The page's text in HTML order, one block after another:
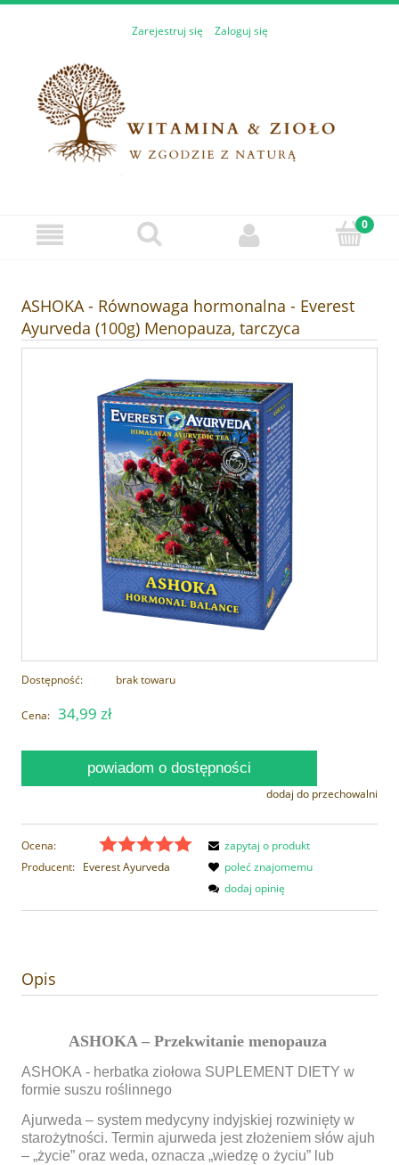
Zarejestruj się Zaloguj się
ASHOKA - Równowaga hormonalna - Everest
Ayurveda (100g) Menopauza, tarczyca
Dostępność: brak towaru
Cena: 34,99 zł
powiadom o dostępności
dodaj do przechowalni
Ocena:
Producent: Everest Ayurveda
zapytaj o produkt
poleć znajomemu
dodaj opinię
Opis
ASHOKA – Przekwitanie menopauza
ASHOKA - herbatka ziołowa SUPLEMENT DIETY w
formie suszu roślinnego
Ajurweda – system medycyny indyjskiej rozwinięty w
starożytności. Termin ajurweda jest złożeniem słów ajuh
– „życie” oraz weda, oznacza „wiedzę o życiu” lub